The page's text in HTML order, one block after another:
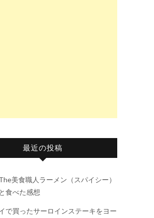
最近の投稿
美食職人ラーメン（スパイシー）
食べた感想
で買ったサーロインステーキをヨー